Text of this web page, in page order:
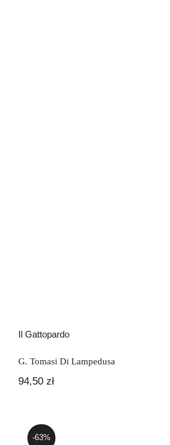
Il Gattopardo
G. Tomasi Di Lampedusa
94,50 zł
-63%